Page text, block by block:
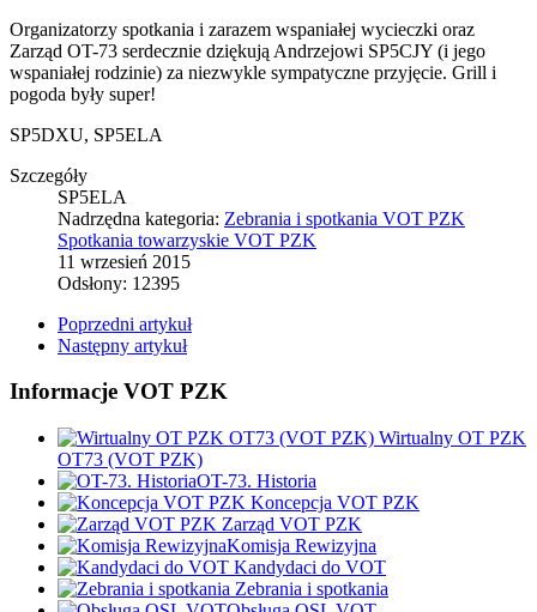
Organizatorzy spotkania i zarazem wspaniałej wycieczki oraz
Zarząd OT-73 serdecznie dziękują Andrzejowi SP5CJY (i jego
wspaniałej rodzinie) za niezwykle sympatyczne przyjęcie. Grill i
pogoda były super!
SP5DXU, SP5ELA
Szczegóły
SP5ELA
Nadrzędna kategoria: Zebrania i spotkania VOT PZK
Spotkania towarzyskie VOT PZK
11 wrzesień 2015
Odsłony: 12395
Poprzedni artykuł
Następny artykuł
Informacje VOT PZK
Wirtualny OT PZK
OT73 (VOT PZK)
OT-73. Historia
Koncepcja VOT PZK
Zarząd VOT PZK
Komisja Rewizyjna
Kandydaci do VOT
Zebrania i spotkania